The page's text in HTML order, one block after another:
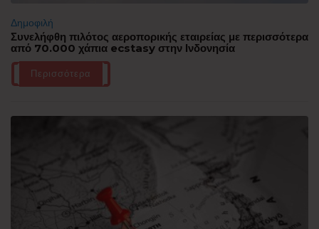
Δημοφιλή
Συνελήφθη πιλότος αεροπορικής εταιρείας με περισσότερα
από 70.000 χάπια ecstasy στην Ινδονησία
Περισσότερα